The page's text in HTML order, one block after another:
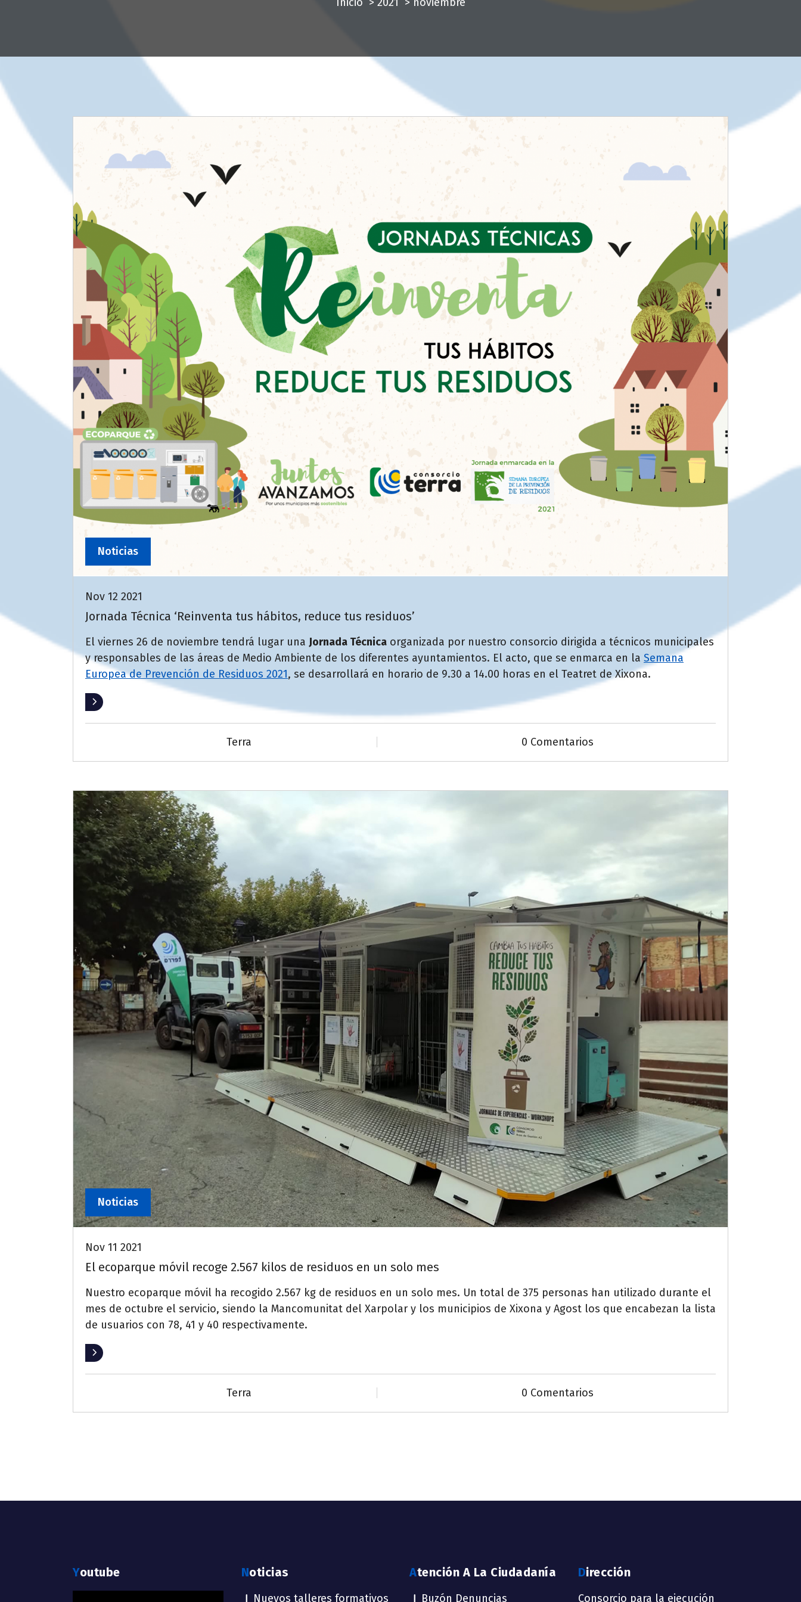
Noticias
Nov 12 2021
Jornada Técnica ‘Reinventa tus hábitos, reduce tus residuos’
El viernes 26 de noviembre tendrá lugar una Jornada Técnica organizada por nuestro consorcio dirigida a técnicos municipales
y responsables de las áreas de Medio Ambiente de los diferentes ayuntamientos. El acto, que se enmarca en la Semana
Europea de Prevención de Residuos 2021, se desarrollará en horario de 9.30 a 14.00 horas en el Teatret de Xixona.
Leer más
Terra 0 Comentarios
Noticias
Nov 11 2021
El ecoparque móvil recoge 2.567 kilos de residuos en un solo mes
Nuestro ecoparque móvil ha recogido 2.567 kg de residuos en un solo mes. Un total de 375 personas han utilizado durante el
mes de octubre el servicio, siendo la Mancomunitat del Xarpolar y los municipios de Xixona y Agost los que encabezan la lista
de usuarios con 78, 41 y 40 respectivamente.
Leer más
Terra 0 Comentarios
Youtube Noticias
Nuevos talleres formativos
Atención A La Ciudadanía
Buzón Denuncias
Dirección
Consorcio para la ejecución